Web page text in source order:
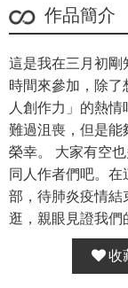
作品簡介
這是我在三月初剛
時間來參加，除了
人創作力」的熱
難過沮喪，但是能
榮幸。 大家有空
同人作者們吧。
部，待肺炎疫情結
逛，親眼見證我們
收